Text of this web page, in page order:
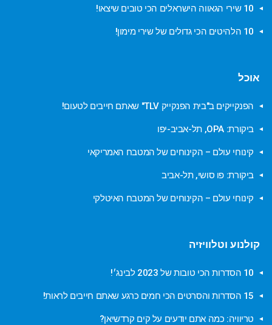
10 שירי הגאווה הישראלים הכי טובים שיצאו!
10 הלהיטים הכי גדולים של שירי מימון!
אוכל
הפנקייקים ב"בית הפנקייק TLV" שאתם חייבים לטעום!
ביקורת: OPA, תל-אביב-יפו
קינוחי עולם – הקינוחים של המטבח האמריקאי
ביקורת: פו סושי, תל-אביב
קינוחי עולם – הקינוחים של המטבח האיטלקי
קולנוע וטלוויזיה
10 הסדרות הכי טובות של 2023 לבינג׳!
15 הסדרות והסרטים הכי חמים כרגע שאתם חייבים לראות!
טריוויה: כמה אתם יודעים על קים קרדשיאן?